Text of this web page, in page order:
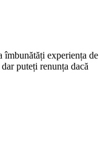
îmbunătăți experiența de
puteți renunța dacă